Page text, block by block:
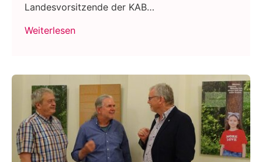
Landesvorsitzende der KAB…
Weiterlesen